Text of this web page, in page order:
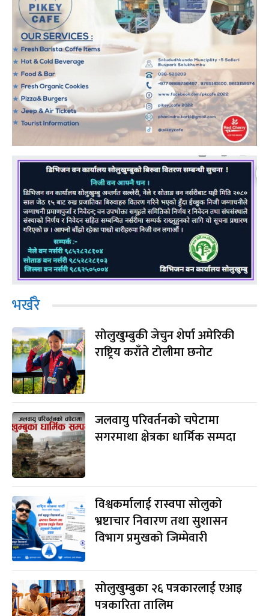
भर्खरै
सोलुखुम्बुकी जेचुन शेर्पा अमेरिकी
राष्ट्रिय कराँते टोलीमा छनोट
जलवायु परिवर्तनको चपेटामा
सगरमाथा क्षेत्रका धार्मिक सम्पदा
विश्वकर्मालाई रास्वपा सोलुको
भ्रष्टाचार निवारण तथा सुशासन
विभाग प्रमुखको जिम्मेवारी
सोलुखुम्बुका २६ पत्रकारलाई एआइ
पत्रकारिता तालिम